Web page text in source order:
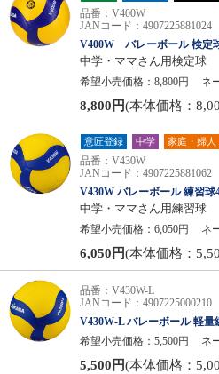
品番：V400W
JANコード：4907225881024
V400W バレーボール 検定
中学・ママさん用検定球
希望小売価格：8,800円
ネ
8,800円(本体価格：
意匠登録 中学 家庭・婦人
品番：V430W
JANコード：4907225881062
V430W バレーボール 練習球
中学・ママさん用練習球
希望小売価格：6,050円
ネ
6,050円(本体価格：
品番：V430W-L
JANコード：4907225000210
V430W-L バレーボール 軽量
希望小売価格：5,500円
ネ
5,500円(本体価格：